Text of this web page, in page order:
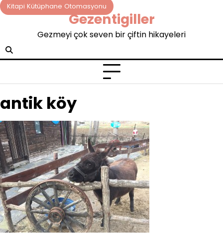
Skip
to
Kitapi Kütüphane Otomasyonu
Gezentigiller
Gezmeyi çok seven bir çiftin hikayeleri
antik köy